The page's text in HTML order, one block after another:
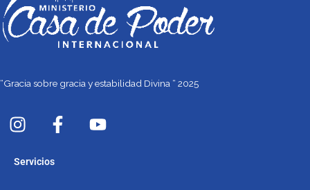
“Gracia sobre gracia y estabilidad Divina “ 2025
I
n
t
F
a
Y
o
Servicios